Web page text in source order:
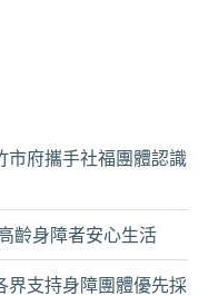
府攜手社福團體認識
齡身障者安心生活
支持身障團體優先採